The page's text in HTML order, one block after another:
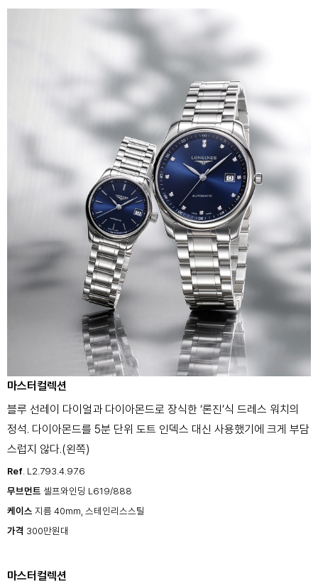
마스터컬렉션
블루 선레이 다이얼과 다이아몬드로 장식한 ‘론진’식 드레스 워치의
정석. 다이아몬드를 5분 단위 도트 인덱스 대신 사용했기에 크게 부담
스럽지 않다.(왼쪽)
Ref . L2.793.4.97.6
무브먼트 셀프와인딩 L619/888
케이스 지름 40mm, 스테인리스스틸
가격 300만원대
마스터컬렉션